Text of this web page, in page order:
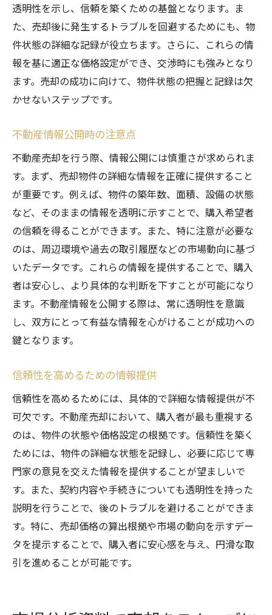
不動産売却に必要な資料の種類
資料作成の流れと手順
見栄えの良い資料作成のコツ
資料の更新と管理方法
資料が売却活動に与える影響
透明性を示し、信頼を築くための基盤となります。ま
た、売却後に発生するトラブルを回避するためにも、物
件状態の詳細な記録が役立ちます。さらに、これらの情
報を基に適正な価格設定ができ、交渉時にも強みとなり
ます。売却の成功に向けて、物件状態の把握と記録は欠
かせないステップです。
不動産情報公開時の注意点
不動産売却を行う際、情報公開には慎重さが求められま
す。まず、売却物件の詳細な情報を正確に提供すること
が重要です。例えば、物件の築年数、面積、設備の状態
など、そのままの情報を透明に示すことで、購入希望者
の信頼を得ることができます。また、特に注意が必要な
のは、周辺環境や過去の取引履歴などの市場動向に基づ
いたデータです。これらの情報を提供することで、購入
者は安心し、より具体的な判断を下すことが可能になり
ます。不動産情報を公開する際は、常に透明性を意識
し、双方にとって有益な情報を心がけることが成功への
鍵となります。
信頼性を高めるための情報提供
信頼性を高めるためには、具体的で詳細な情報提供が不
可欠です。不動産売却において、購入者が最も重視する
のは、物件の状態や価格設定の根拠です。信頼性を築く
ためには、物件の詳細な状態を記録し、必要に応じて専
門家の意見を交えた情報を提供することが望ましいで
す。また、契約内容や手続きについても透明性を持った
説明を行うことで、後のトラブルを避けることができま
す。特に、売却価格の算出根拠や市場の動向を示すデー
タを提示することで、購入者に安心感を与え、円滑な取
引を進めることが可能です。